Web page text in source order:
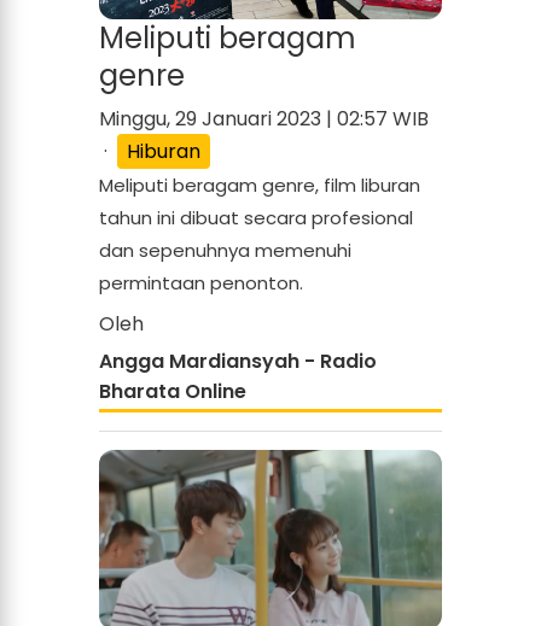
Meliputi beragam
genre
Minggu, 29 Januari 2023 | 02:57 WIB
·
Hiburan
Meliputi beragam genre, film liburan
tahun ini dibuat secara profesional
dan sepenuhnya memenuhi
permintaan penonton.
Oleh
Angga Mardiansyah - Radio
Bharata Online